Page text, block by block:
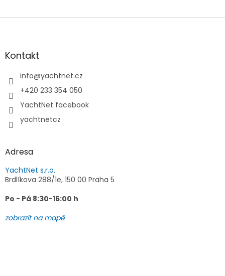
Z
aKontakt
info@yachtnet.cz
+420 233 354 050
YachtNet facebook
yachtnetcz
Adresa
YachtNet s.r.o.
Brdlíkova 288/1e, 150 00 Praha 5
Po - Pá 8:30-16:00 h
zobrazit na mapě